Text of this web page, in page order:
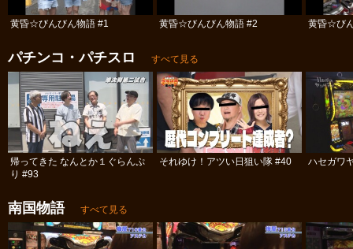
黄昏☆びんびん物語 #1 黄昏☆びんびん物語 #2 黄昏☆び
パチンコ・パチスロ すべて見る
帰ってきた なんとか１ぐらんぷ
り #93
それゆけ！アツい日狙い隊 #40 ハセガワ
南国物語 すべて見る